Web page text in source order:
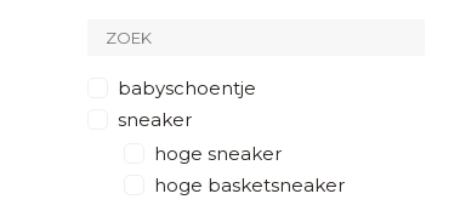
babyschoentje
sneaker
hoge sneaker
hoge basketsneaker